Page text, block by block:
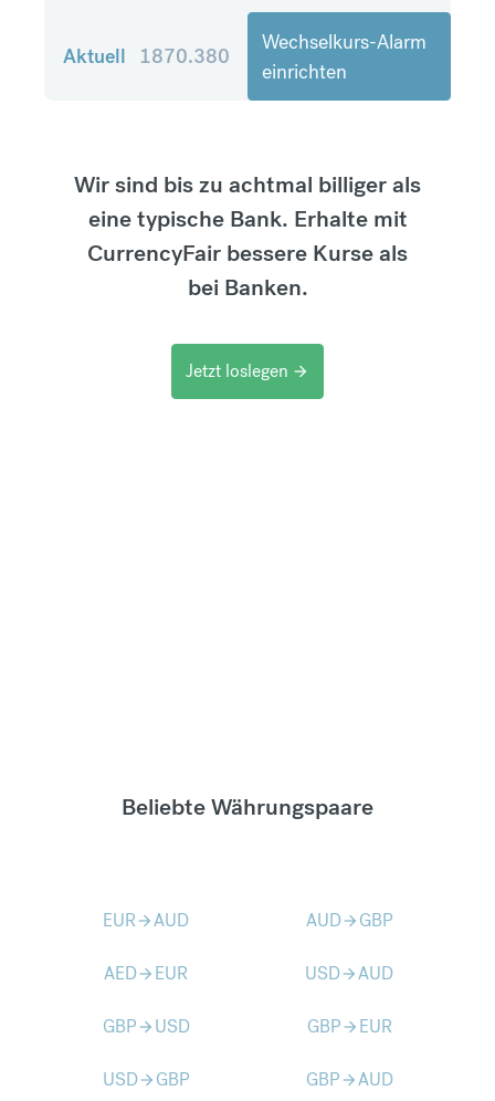
Aktuell 1870.380
Wechselkurs-Alarm
einrichten
Wir sind bis zu achtmal billiger als
eine typische Bank. Erhalte mit
CurrencyFair bessere Kurse als
bei Banken.
Jetzt loslegen arrow_forward
Beliebte Währungspaare
EURarrow_forwardAUD AUDarrow_forward GBP
AEDarrow_forward EUR USDarrow_forwardAUD
GBParrow_forward USD GBParrow_forward EUR
USDarrow_forward GBP GBParrow_forwardAUD